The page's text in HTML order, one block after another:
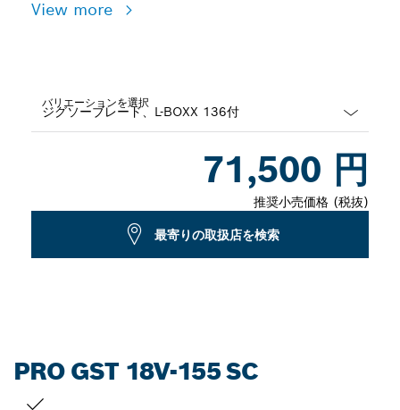
View more
バリエーションを選択
71,500 円
推奨小売価格 (税抜)
最寄りの取扱店を検索
PRO GST 18V-155 SC